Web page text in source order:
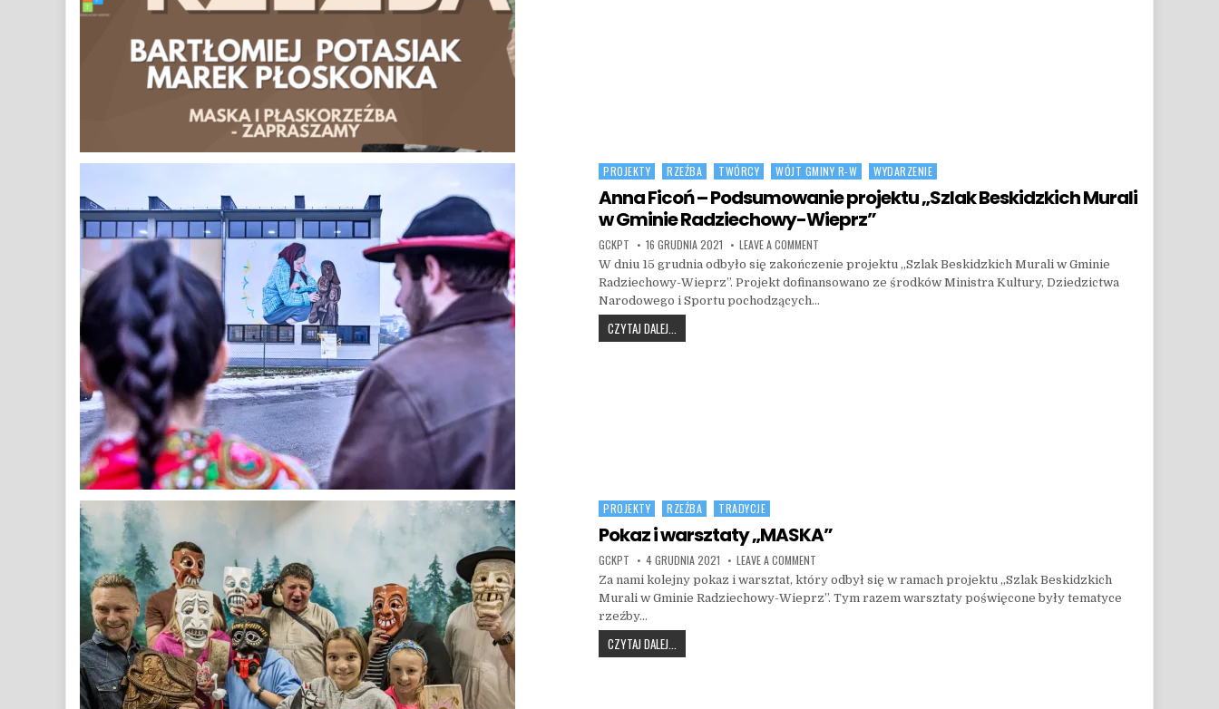
Posted in
PROJEKTY RZEŹBA TWÓRCY WÓJT GMINY R-W WYDARZENIE
Anna Ficoń – Podsumowanie projektu „Szlak Beskidzkich Murali
w Gminie Radziechowy-Wieprz”
AUTHOR:
GCKPT PUBLISHED DATE:
16 GRUDNIA 2021 LEAVE A COMMENT
W dniu 15 grudnia odbyło się zakończenie projektu „Szlak Beskidzkich Murali w Gminie
Radziechowy-Wieprz”. Projekt dofinansowano ze środków Ministra Kultury, Dziedzictwa
Narodowego i Sportu pochodzących…
CZYTAJ DALEJ...
Posted in
PROJEKTY RZEŹBA TRADYCJE
Pokaz i warsztaty „MASKA”
AUTHOR:
GCKPT PUBLISHED DATE:
4 GRUDNIA 2021 LEAVE A COMMENT
Za nami kolejny pokaz i warsztat, który odbył się w ramach projektu „Szlak Beskidzkich
Murali w Gminie Radziechowy-Wieprz”. Tym razem warsztaty poświęcone były tematyce
rzeźby…
CZYTAJ DALEJ...